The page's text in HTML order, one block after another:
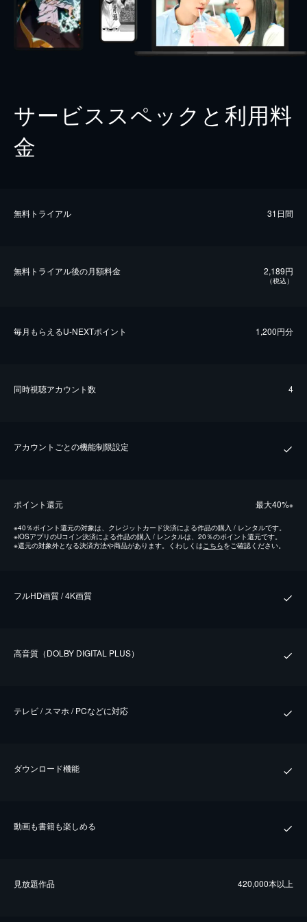
サービススペックと利用料
金
無料トライアル 31日間
無料トライアル後の⽉額料金 2,189円
（税込）
毎⽉もらえるU-NEXTポイント 1,200円分
同時視聴アカウント数 4
アカウントごとの機能制限設定
ポイント還元 最⼤40%※
※40％ポイント還元の対象は、クレジットカード決済による作品の購入 / レンタルです。
※iOSアプリのUコイン決済による作品の購入 / レンタルは、20％のポイント還元です。
※還元の対象外となる決済方法や商品があります。くわしくは こちらをご確認ください。
フルHD画質 / 4K画質
⾼⾳質（DOLBY DIGITAL PLUS）
テレビ / スマホ / PCなどに対応
ダウンロード機能
動画も書籍も楽しめる
⾒放題作品 420,000本以上